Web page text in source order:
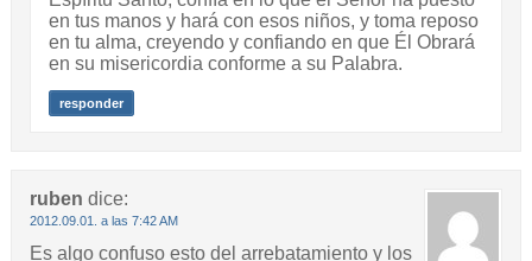
en tus manos y hará con esos niños, y toma reposo
en tu alma, creyendo y confiando en que Él Obrará
en su misericordia conforme a su Palabra.
responder
ruben dice:
2012.09.01. a las 7:42 AM
Es algo confuso esto del arrebatamiento y los